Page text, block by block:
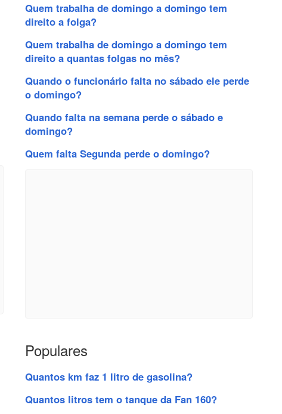
Quem trabalha de domingo a domingo tem
direito a folga?
Quem trabalha de domingo a domingo tem
direito a quantas folgas no mês?
Quando o funcionário falta no sábado ele perde
o domingo?
Quando falta na semana perde o sábado e
domingo?
Quem falta Segunda perde o domingo?
Populares
Quantos km faz 1 litro de gasolina?
Quantos litros tem o tanque da Fan 160?